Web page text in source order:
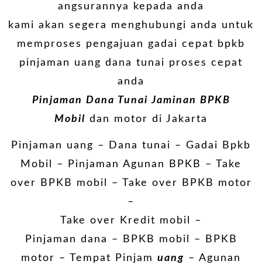
angsurannya kepada anda
kami akan segera menghubungi anda untuk
memproses pengajuan gadai cepat bpkb
pinjaman uang dana tunai proses cepat
anda
Pinjaman Dana Tunai Jaminan BPKB
Mobil dan motor di Jakarta
Pinjaman uang – Dana tunai – Gadai Bpkb
Mobil
– Pinjaman Agunan BPKB – Take
over BPKB mobil – Take over BPKB motor
–
Take over Kredit mobil –
Pinjaman dana – BPKB mobil – BPKB
motor – Tempat Pinjam uang – Agunan